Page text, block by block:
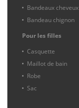
Bandeaux cheveux
Bandeau chignon
Pour les filles
Casquette
Maillot de bain
Robe
Sac